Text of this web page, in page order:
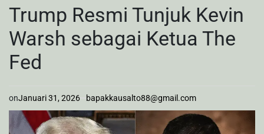
Trump Resmi Tunjuk Kevin
Warsh sebagai Ketua The
Fed
onJanuari 31, 2026 bapakkausalto88@gmail.com